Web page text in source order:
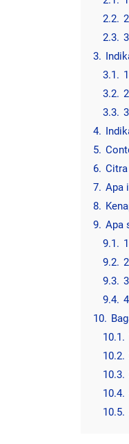
2.2.
2.3.
3.
3.1.
3.2.
3.3.
4.
5.
6.
7. Apa
8.
9. Apa
9.1.
9.2.
9.3.
9.4.
10.
10.1.
10.2.
10.3.
10.4.
10.5.